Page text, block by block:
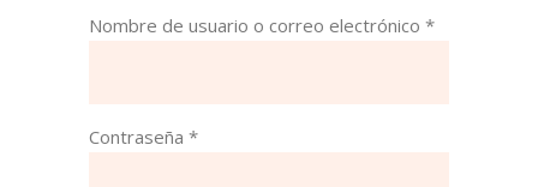
Nombre de usuario o correo electrónico *Obligatorio
Contraseña *Obligatorio